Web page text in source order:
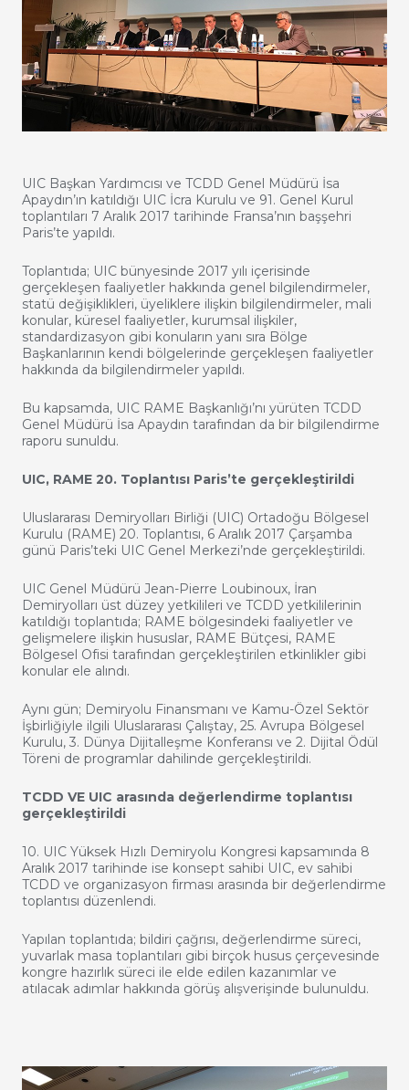
UIC Başkan Yardımcısı ve TCDD Genel Müdürü İsa
Apaydın’ın katıldığı UIC İcra Kurulu ve 91. Genel Kurul
toplantıları 7 Aralık 2017 tarihinde Fransa’nın başşehri
Paris’te yapıldı.
Toplantıda; UIC bünyesinde 2017 yılı içerisinde
gerçekleşen faaliyetler hakkında genel bilgilendirmeler,
statü değişiklikleri, üyeliklere ilişkin bilgilendirmeler, mali
konular, küresel faaliyetler, kurumsal ilişkiler,
standardizasyon gibi konuların yanı sıra Bölge
Başkanlarının kendi bölgelerinde gerçekleşen faaliyetler
hakkında da bilgilendirmeler yapıldı.
Bu kapsamda, UIC RAME Başkanlığı’nı yürüten TCDD
Genel Müdürü İsa Apaydın tarafından da bir bilgilendirme
raporu sunuldu.
UIC, RAME 20. Toplantısı Paris’te gerçekleştirildi
Uluslararası Demiryolları Birliği (UIC) Ortadoğu Bölgesel
Kurulu (RAME) 20. Toplantısı, 6 Aralık 2017 Çarşamba
günü Paris’teki UIC Genel Merkezi’nde gerçekleştirildi.
UIC Genel Müdürü Jean-Pierre Loubinoux, İran
Demiryolları üst düzey yetkilileri ve TCDD yetkililerinin
katıldığı toplantıda; RAME bölgesindeki faaliyetler ve
gelişmelere ilişkin hususlar, RAME Bütçesi, RAME
Bölgesel Ofisi tarafından gerçekleştirilen etkinlikler gibi
konular ele alındı.
Aynı gün; Demiryolu Finansmanı ve Kamu-Özel Sektör
İşbirliğiyle ilgili Uluslararası Çalıştay, 25. Avrupa Bölgesel
Kurulu, 3. Dünya Dijitalleşme Konferansı ve 2. Dijital Ödül
Töreni de programlar dahilinde gerçekleştirildi.
TCDD VE UIC arasında değerlendirme toplantısı
gerçekleştirildi
10. UIC Yüksek Hızlı Demiryolu Kongresi kapsamında 8
Aralık 2017 tarihinde ise konsept sahibi UIC, ev sahibi
TCDD ve organizasyon firması arasında bir değerlendirme
toplantısı düzenlendi.
Yapılan toplantıda; bildiri çağrısı, değerlendirme süreci,
yuvarlak masa toplantıları gibi birçok husus çerçevesinde
kongre hazırlık süreci ile elde edilen kazanımlar ve
atılacak adımlar hakkında görüş alışverişinde bulunuldu.